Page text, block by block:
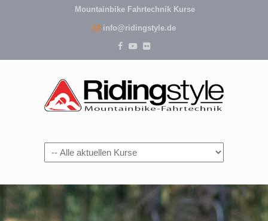
Mountainbike Fahrtechnik Kurse
info@ridingstyle.de
Navigation